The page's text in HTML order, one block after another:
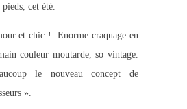
cet été.
et chic ! Enorme craquage en
couleur moutarde, so vintage.
le nouveau concept de
».